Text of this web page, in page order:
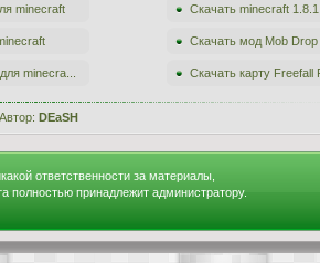
minecraft Скачать minecraft
Скачать мод Mob Drop
minecra... Скачать карту Freefall
DEaSH
ответственности за материалы,
полностью принадлежит администратору.